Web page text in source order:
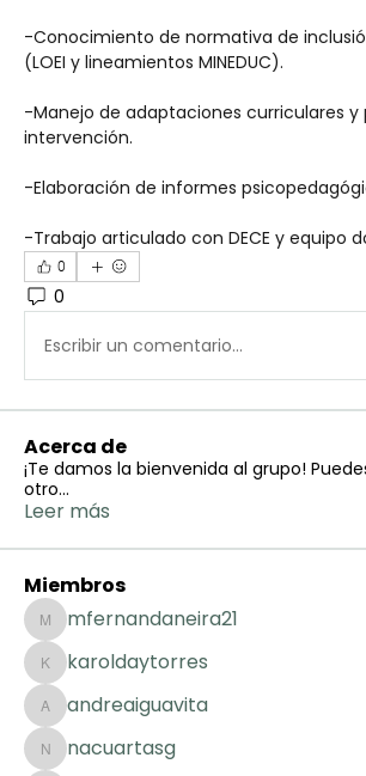
-Conocimiento de normativa de
(LOEI y lineamientos MINEDUC).
-Manejo de adaptaciones curriculares y
intervención.
-Elaboración de informes
-Trabajo articulado con DECE y equipo
0
0
Escribir un comentario...
Acerca de
¡Te damos la bienvenida al grupo!
otro...
Leer más
Miembros
mfernandaneira21
mfernandaneira21
karoldaytorres
karoldaytorres
andreaiguavita
andreaiguavita
nacuartasg
nacuartasg